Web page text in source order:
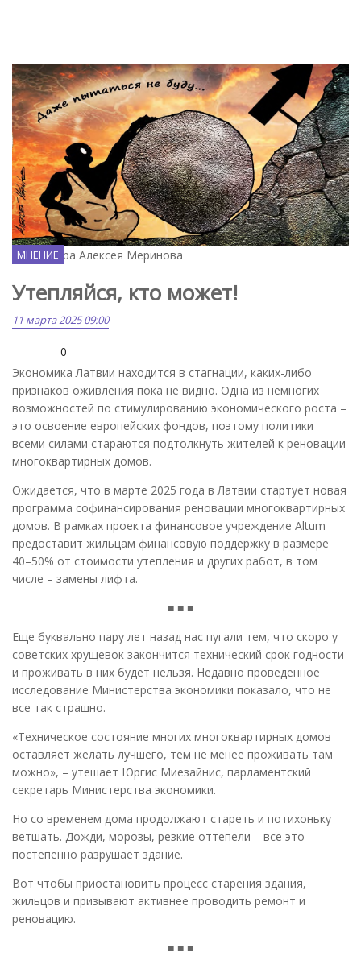
Карикатура Алексея Меринова
МНЕНИЕ
Утепляйся, кто может!
11 марта 2025 09:00
0
Экономика Латвии находится в стагнации, каких-либо
признаков оживления пока не видно. Одна из немногих
возможностей по стимулированию экономического роста –
это освоение европейских фондов, поэтому политики
всеми силами стараются подтолкнуть жителей к реновации
многоквартирных домов.
Ожидается, что в марте 2025 года в Латвии стартует новая
программа софинансирования реновации многоквартирных
домов. В рамках проекта финансовое учреждение Altum
предоставит жильцам финансовую поддержку в размере
40–50% от стоимости утепления и других работ, в том
числе – замены лифта.
■ ■ ■
Еще буквально пару лет назад нас пугали тем, что скоро у
советских хрущевок закончится технический срок годности
и проживать в них будет нельзя. Недавно проведенное
исследование Министерства экономики показало, что не
все так страшно.
«Техническое состояние многих многоквартирных домов
оставляет желать лучшего, тем не менее проживать там
можно», – утешает Юргис Миезайнис, парламентский
секретарь Министерства экономики.
Но со временем дома продолжают стареть и потихоньку
ветшать. Дожди, морозы, резкие оттепели – все это
постепенно разрушает здание.
Вот чтобы приостановить процесс старения здания,
жильцов и призывают активнее проводить ремонт и
реновацию.
■ ■ ■